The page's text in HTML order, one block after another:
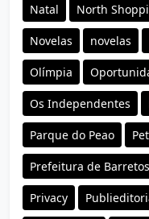
Natal North
Novelas novelas
Olímpia
Os Independentes
Parque do Peao Pet
Prefeitura de Barretos
Privacy